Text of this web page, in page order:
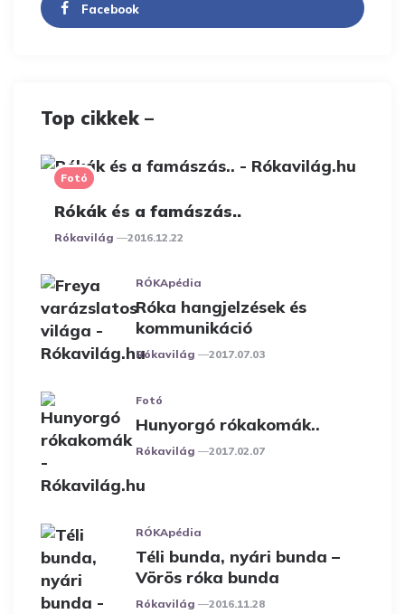
Facebook
Top cikkek –
Fotó
Rókák és a famászás..
Posted
Rókavilág 2016.12.22
RÓKApédia
Róka hangjelzések és
kommunikáció
Posted
Rókavilág 2017.07.03
Fotó
Hunyorgó rókakomák..
Posted
Rókavilág 2017.02.07
RÓKApédia
Téli bunda, nyári bunda –
Vörös róka bunda
Posted
Rókavilág 2016.11.28